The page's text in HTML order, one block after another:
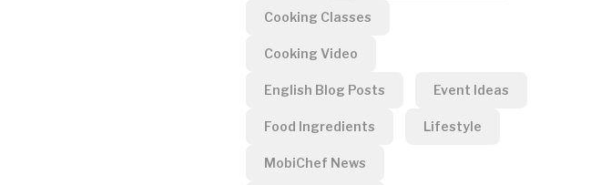
Cooking Classes
Cooking Video
English Blog Posts Event Ideas
Food Ingredients Lifestyle
MobiChef News